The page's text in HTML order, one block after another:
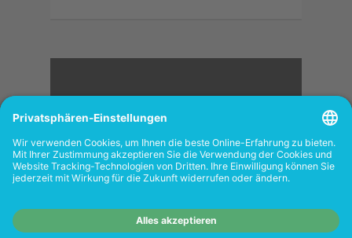
<
FOLGEN SIE UNS